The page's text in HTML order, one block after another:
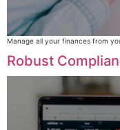
Manage all your finances from
Robust